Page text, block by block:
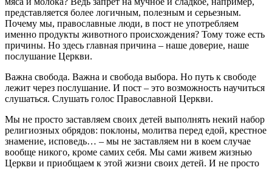
представляется более логичным, полезным и серьезным.
Почему мы, православные люди, в пост не употребляем
именно продукты животного происхождения? Тому тоже есть
причины. Но здесь главная причина – наше доверие, наше
послушание Церкви.
Важна свобода. Важна и свобода выбора. Но путь к свободе
лежит через послушание. И пост – это возможность научиться
слушаться. Слушать голос Православной Церкви.
Мы не просто заставляем своих детей выполнять некий набор
религиозных обрядов: поклоны, молитва перед едой, крестное
знамение, исповедь… – мы не заставляем ни в коем случае
вообще никого, кроме самих себя. Мы сами живем жизнью
Церкви и приобщаем к этой жизни своих детей. И не просто